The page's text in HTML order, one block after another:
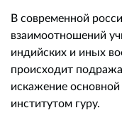
В современной
взаимоотношений
индийских и иных
происходит
искажение
институтом гуру.